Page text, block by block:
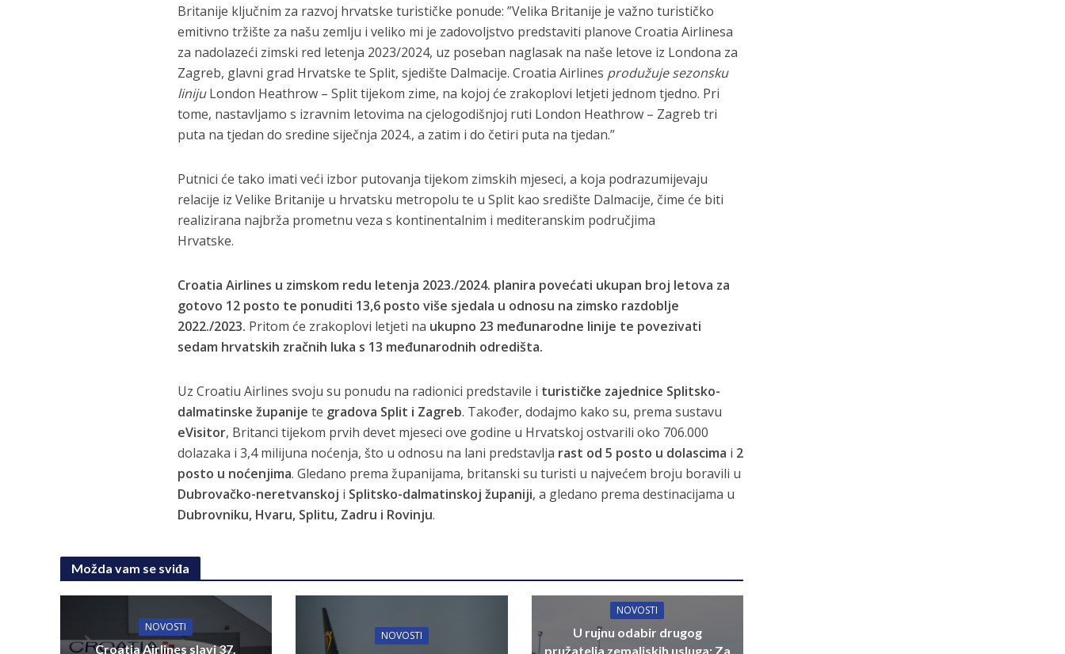
Britanije ključnim za razvoj hrvatske turističke ponude: ”Velika Britanije je važno turističko
emitivno tržište za našu zemlju i veliko mi je zadovoljstvo predstaviti planove Croatia Airlinesa
za nadolazeći zimski red letenja 2023/2024, uz poseban naglasak na naše letove iz Londona za
Zagreb, glavni grad Hrvatske te Split, sjedište Dalmacije. Croatia Airlines produžuje sezonsku
linijuLondon Heathrow – Split tijekom zime, na kojoj će zrakoplovi letjeti jednom tjedno. Pri
tome, nastavljamo s izravnim letovima na cjelogodišnjoj ruti London Heathrow – Zagreb tri
puta na tjedan do sredine siječnja 2024., a zatim i do četiri puta na tjedan.”
Putnici će tako imati veći izbor putovanja tijekom zimskih mjeseci, a koja podrazumijevaju
relacije iz Velike Britanije u hrvatsku metropolu te u Split kao središte Dalmacije, čime će biti
realizirana najbrža prometnu veza s kontinentalnim i mediteranskim područjima
Hrvatske.
Croatia Airlines u zimskom redu letenja 2023./2024. planira povećati ukupan broj letova za
gotovo 12 posto te ponuditi 13,6 posto više sjedala u odnosu na zimsko razdoblje
2022./2023. Pritom će zrakoplovi letjeti na ukupno 23 međunarodne linije te povezivati
sedam hrvatskih zračnih luka s 13 međunarodnih odredišta.
Uz Croatiu Airlines svoju su ponudu na radionici predstavile i turističke zajednice Splitsko-
dalmatinske županijete gradova Split i Zagreb. Također, dodajmo kako su, prema sustavu
eVisitor, Britanci tijekom prvih devet mjeseci ove godine u Hrvatskoj ostvarili oko 706.000
dolazaka i 3,4 milijuna noćenja, što u odnosu na lani predstavlja rast od 5 posto u dolascima i 2
posto u noćenjima. Gledano prema županijama, britanski su turisti u najvećem broju boravili u
Dubrovačko-neretvanskoj i Splitsko-dalmatinskoj županiji, a gledano prema destinacijama u
Dubrovniku, Hvaru, Splitu, Zadru i Rovinju.
Možda vam se sviđa
NOVOSTI
Croatia Airlines slavi 37.
NOVOSTI
NOVOSTI
U rujnu odabir drugog
pružatelja zemaljskih usluga: Za